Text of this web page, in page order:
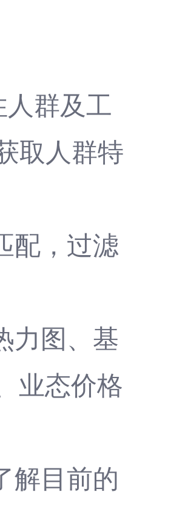
群及工
取人群特
配，过滤
力图、基
业态价格
解目前的